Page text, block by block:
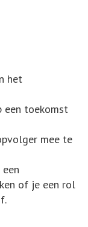
het
toekomst
mee te
of je een rol